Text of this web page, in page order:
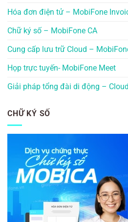
Hóa đơn điện tử – MobiFone
Chữ ký số – MobiFone CA
Cung cấp lưu trữ Cloud –
Họp trực tuyến- MobiFone Meet
Giải pháp tổng đài di động –
CHỮ KÝ SỐ